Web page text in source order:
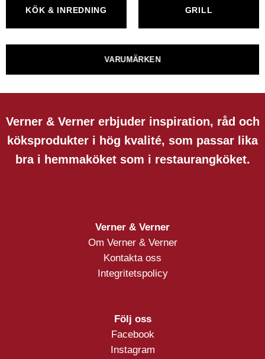
KÖK & INREDNING GRILL
VARUMÄRKEN
Verner & Verner erbjuder inspiration, råd och
köksprodukter i hög kvalité, som passar lika
bra i hemmaköket som i restaurangköket.
Verner & Verner
Om Verner & Verner
Kontakta oss
Integritetspolicy
Följ oss
Facebook
Instagram